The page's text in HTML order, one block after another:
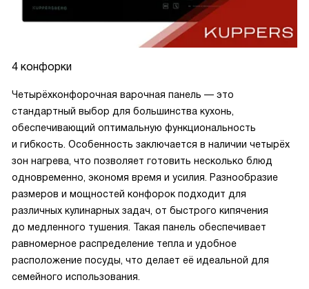
4 конфорки
Четырёхконфорочная варочная панель — это
стандартный выбор для большинства кухонь,
обеспечивающий оптимальную функциональность
и гибкость. Особенность заключается в наличии четырёх
зон нагрева, что позволяет готовить несколько блюд
одновременно, экономя время и усилия. Разнообразие
размеров и мощностей конфорок подходит для
различных кулинарных задач, от быстрого кипячения
до медленного тушения. Такая панель обеспечивает
равномерное распределение тепла и удобное
расположение посуды, что делает её идеальной для
семейного использования.